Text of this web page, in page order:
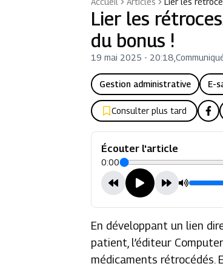
Lier les
du bonus !
19 mai 2025 - 20:18 ,
Gestion administrative E-
Consulter plus tard
Écouter l'article
0:00
En développant un lien
patient, l’éditeur
médicaments rétrocédés.